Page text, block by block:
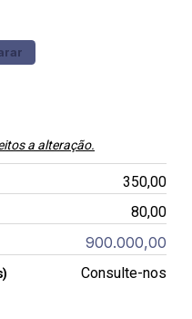
a alteração.
350,00
80,00
900.000,00
Consulte-nos